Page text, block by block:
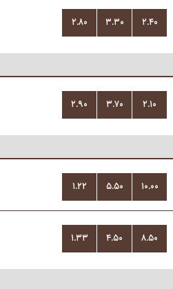
۲.۸۰ ۳.۳۰ ۲.۴۰
۲.۹۰ ۳.۷۰ ۲.۱۰
۱.۲۲ ۵.۵۰ ۱۰.۰۰
۱.۳۳ ۴.۵۰ ۸.۵۰